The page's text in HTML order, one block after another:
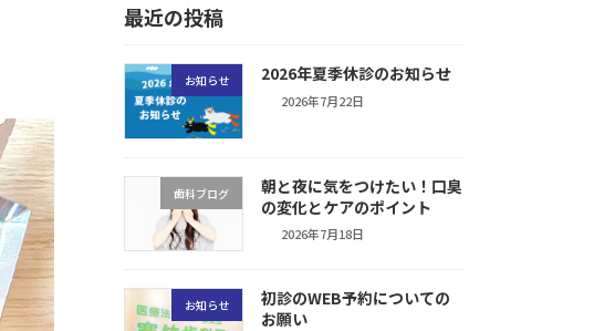
最近の投稿
お知らせ 2026年夏季休診のお知らせ
2026年7月22日
歯科ブログ
朝と夜に気をつけたい！口臭
の変化とケアのポイント
2026年7月18日
お知らせ
初診のWEB予約についての
お願い